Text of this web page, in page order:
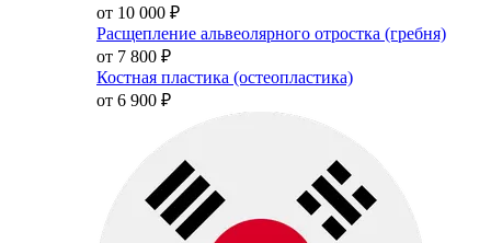
от 10 000 ₽
Расщепление альвеолярного отростка (гребня)
от 7 800 ₽
Костная пластика (остеопластика)
от 6 900 ₽